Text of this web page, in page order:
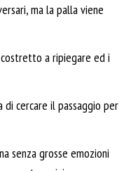
ma la palla viene
a ripiegare ed i
di cercare il passaggio per
senza grosse emozioni